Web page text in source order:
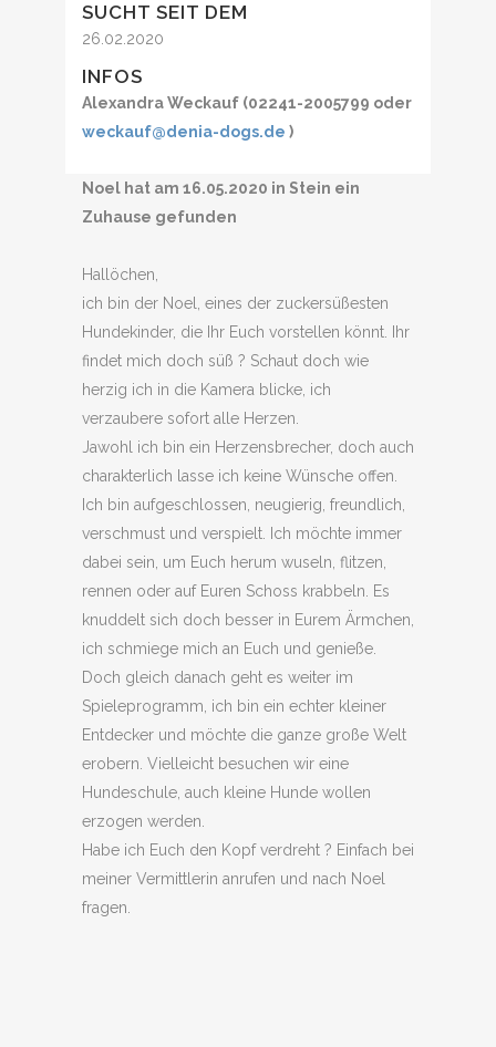
SUCHT SEIT DEM
26.02.2020
INFOS
Alexandra Weckauf (02241-2005799 oder
weckauf@denia-dogs.de )
Noel hat am 16.05.2020 in Stein ein
Zuhause gefunden
Hallöchen,
ich bin der Noel, eines der zuckersüßesten
Hundekinder, die Ihr Euch vorstellen könnt. Ihr
findet mich doch süß ? Schaut doch wie
herzig ich in die Kamera blicke, ich
verzaubere sofort alle Herzen.
Jawohl ich bin ein Herzensbrecher, doch auch
charakterlich lasse ich keine Wünsche offen.
Ich bin aufgeschlossen, neugierig, freundlich,
verschmust und verspielt. Ich möchte immer
dabei sein, um Euch herum wuseln, flitzen,
rennen oder auf Euren Schoss krabbeln. Es
knuddelt sich doch besser in Eurem Ärmchen,
ich schmiege mich an Euch und genieße.
Doch gleich danach geht es weiter im
Spieleprogramm, ich bin ein echter kleiner
Entdecker und möchte die ganze große Welt
erobern. Vielleicht besuchen wir eine
Hundeschule, auch kleine Hunde wollen
erzogen werden.
Habe ich Euch den Kopf verdreht ? Einfach bei
meiner Vermittlerin anrufen und nach Noel
fragen.